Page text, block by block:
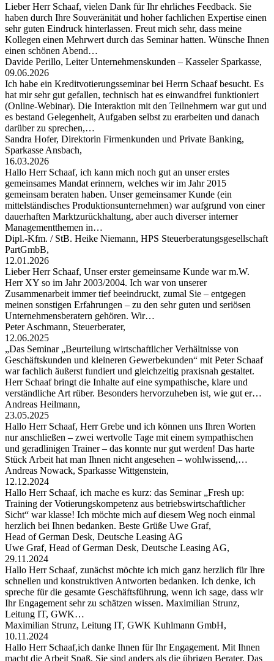
Lieber Herr Schaaf, vielen Dank für Ihr ehrliches Feedback. Sie
haben durch Ihre Souveränität und hoher fachlichen Expertise einen
sehr guten Eindruck hinterlassen. Freut mich sehr, dass meine
Kollegen einen Mehrwert durch das Seminar hatten. Wünsche Ihnen
einen schönen Abend…
Davide Perillo, Leiter Unternehmenskunden – Kasseler Sparkasse,
09.06.2026
Ich habe ein Kreditvotierungsseminar bei Herrn Schaaf besucht. Es
hat mir sehr gut gefallen, technisch hat es einwandfrei funktioniert
(Online-Webinar). Die Interaktion mit den Teilnehmern war gut und
es bestand Gelegenheit, Aufgaben selbst zu erarbeiten und danach
darüber zu sprechen,…
Sandra Hofer, Direktorin Firmenkunden und Private Banking,
Sparkasse Ansbach,
16.03.2026
Hallo Herr Schaaf, ich kann mich noch gut an unser erstes
gemeinsames Mandat erinnern, welches wir im Jahr 2015
gemeinsam beraten haben. Unser gemeinsamer Kunde (ein
mittelständisches Produktionsunternehmen) war aufgrund von einer
dauerhaften Marktzurückhaltung, aber auch diverser interner
Managementthemen in…
Dipl.-Kfm. / StB. Heike Niemann, HPS Steuerberatungsgesellschaft
PartGmbB,
12.01.2026
Lieber Herr Schaaf, Unser erster gemeinsame Kunde war m.W.
Herr XY so im Jahr 2003/2004. Ich war von unserer
Zusammenarbeit immer tief beeindruckt, zumal Sie – entgegen
meinen sonstigen Erfahrungen – zu den sehr guten und seriösen
Unternehmensberatern gehören. Wir…
Peter Aschmann, Steuerberater,
12.06.2025
„Das Seminar „Beurteilung wirtschaftlicher Verhältnisse von
Geschäftskunden und kleineren Gewerbekunden“ mit Peter Schaaf
war fachlich äußerst fundiert und gleichzeitig praxisnah gestaltet.
Herr Schaaf bringt die Inhalte auf eine sympathische, klare und
verständliche Art rüber. Besonders hervorzuheben ist, wie gut er…
Andreas Heilmann,
23.05.2025
Hallo Herr Schaaf, Herr Grebe und ich können uns Ihren Worten
nur anschließen – zwei wertvolle Tage mit einem sympathischen
und geradlinigen Trainer – das konnte nur gut werden! Das harte
Stück Arbeit hat man Ihnen nicht angesehen – wohlwissend,…
Andreas Nowack, Sparkasse Wittgenstein,
12.12.2024
Hallo Herr Schaaf, ich mache es kurz: das Seminar „Fresh up:
Training der Votierungskompetenz aus betriebswirtschaftlicher
Sicht“ war klasse! Ich möchte mich auf diesem Weg noch einmal
herzlich bei Ihnen bedanken. Beste Grüße Uwe Graf,
Head of German Desk, Deutsche Leasing AG
Uwe Graf, Head of German Desk, Deutsche Leasing AG,
29.11.2024
Hallo Herr Schaaf, zunächst möchte ich mich ganz herzlich für Ihre
schnellen und konstruktiven Antworten bedanken. Ich denke, ich
spreche für die gesamte Geschäftsführung, wenn ich sage, dass wir
Ihr Engagement sehr zu schätzen wissen. Maximilian Strunz,
Leitung IT, GWK…
Maximilian Strunz, Leitung IT, GWK Kuhlmann GmbH,
10.11.2024
Hallo Herr Schaaf,ich danke Ihnen für Ihr Engagement. Mit Ihnen
macht die Arbeit Spaß, Sie sind anders als die übrigen Berater. Das